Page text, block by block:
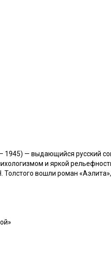
— выдающийся русский
и яркой
вошли роман